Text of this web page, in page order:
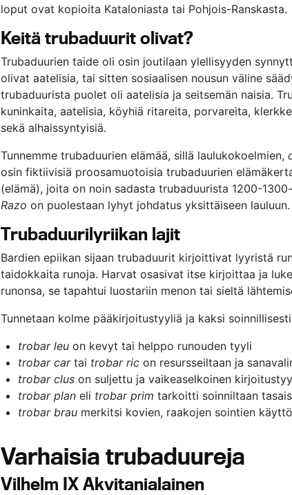
loput ovat kopioita Kataloniasta tai Pohjois-Ranskasta.
Keitä trubaduurit olivat?
Trubaduurien taide oli osin joutilaan ylellisyyden
olivat aatelisia, tai sitten sosiaalisen nousun väline
trubaduurista puolet oli aatelisia ja seitsemän naisia.
kuninkaita, aatelisia, köyhiä ritareita, porvareita,
sekä alhaissyntyisiä.
Tunnemme trubaduurien elämää, sillä laulukokoelmien,
osin fiktiivisiä proosamuotoisia trubaduurien
(elämä), joita on noin sadasta trubaduurista 1200-
Razo on puolestaan lyhyt johdatus yksittäiseen lauluun.
Trubaduurilyriikan lajit
Bardien epiikan sijaan trubaduurit kirjoittivat lyyristä
taidokkaita runoja. Harvat osasivat itse kirjoittaa ja
runonsa, se tapahtui luostariin menon tai sieltä
Tunnetaan kolme pääkirjoitustyyliä ja kaksi
trobar leu on kevyt tai helppo runouden tyyli
trobar cartai trobar ric on resursseiltaan ja
trobar clus on suljettu ja vaikeaselkoinen
trobar plan eli trobar prim tarkoitti soinniltaan
trobar brau merkitsi kovien, raakojen sointien
Varhaisia trubaduureja
Vilhelm IX Akvitanialainen